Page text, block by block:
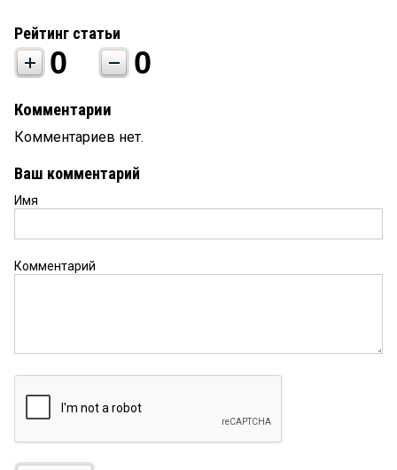
Рейтинг статьи
0 0
Комментарии
Комментариев нет.
Ваш комментарий
Имя
Комментарий